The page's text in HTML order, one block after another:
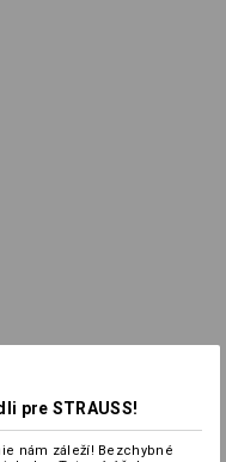
pre STRAUSS!
nám záleží! Bezchybné